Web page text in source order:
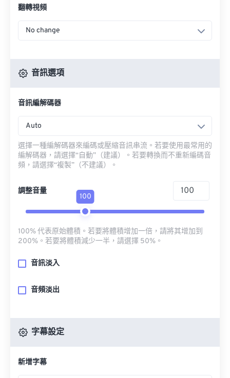
翻轉視頻
No change
音訊選項
音訊編解碼器
Auto
選擇一種編解碼器來編碼或壓縮音訊串流。若要使用最常用的
編解碼器，請選擇“自動”（建議）。若要轉換而不重新編碼音
頻，請選擇“複製”（不建議）。
調整音量
100
100% 代表原始體積。若要將體積增加一倍，請將其增加到
200%。若要將體積減少一半，請選擇 50%。
音訊淡入
音頻淡出
字幕設定
新增字幕